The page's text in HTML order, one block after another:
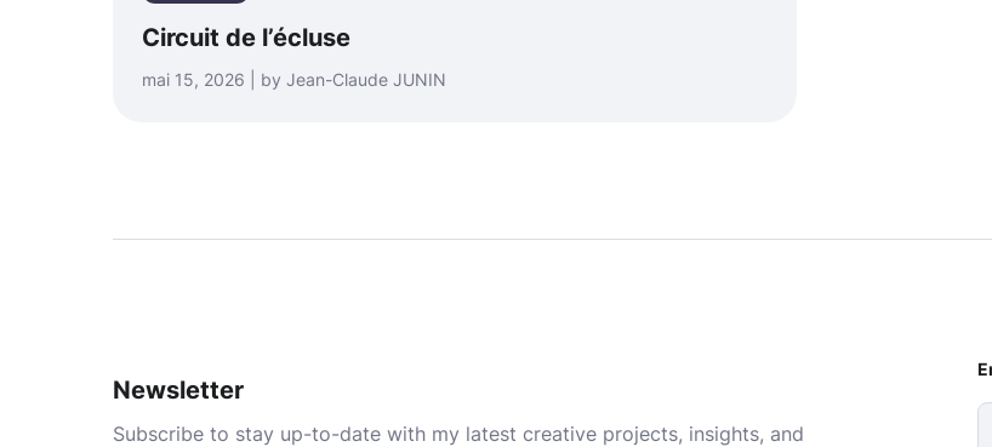
Circuit de l’écluse
mai 15, 2026 | by Jean-Claude JUNIN
Newsletter
Subscribe to stay up-to-date with my latest creative projects, insights, and